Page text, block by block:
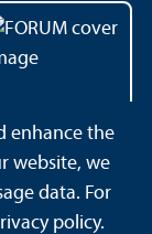
Sitemap
enhance the
website, we
data. For
policy.